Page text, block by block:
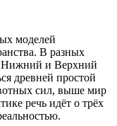
моделей
В разных
Нижний и Верхний
древней простой
сил, выше мир
речь идёт о трёх